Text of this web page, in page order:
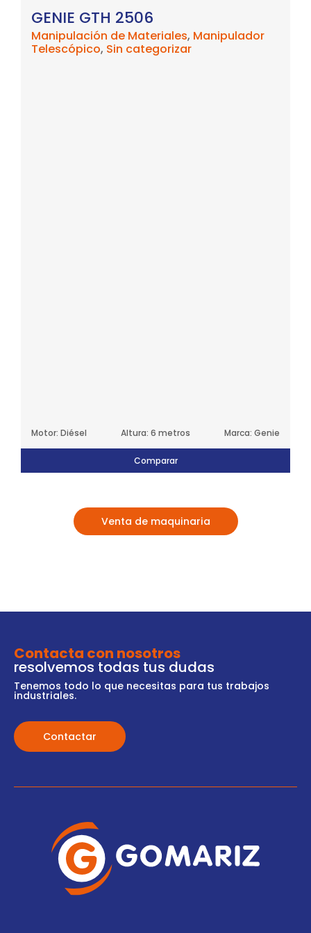
GENIE GTH 2506
Manipulación de Materiales, Manipulador
Telescópico, Sin categorizar
Motor: Diésel Altura: 6 metros Marca: Genie
Comparar
Venta de maquinaria
Contacta con nosotros
resolvemos todas tus dudas
Tenemos todo lo que necesitas para tus trabajos
industriales.
Contactar